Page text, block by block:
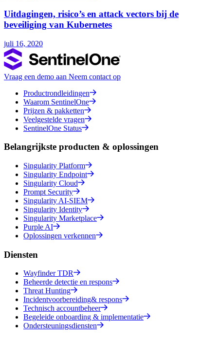
Uitdagingen, risico’s en attack vectors bij de
beveiliging van Kubernetes
juli 16, 2020
Vraag een demo aan Neem contact op
Productrondleidingen
Waarom SentinelOne
Prijzen & pakketten
Veelgestelde vragen
SentinelOne Status
Belangrijkste producten & oplossingen
Singularity Platform
Singularity Endpoint
Singularity Cloud
Prompt Security
Singularity AI-SIEM
Singularity Identity
Singularity Marketplace
Purple AI
Oplossingen verkennen
Diensten
Wayfinder TDR
Beheerde detectie en respons
Threat Hunting
Incidentvoorbereiding& respons
Technisch accountbeheer
Begeleide onboarding & implementatie
Ondersteuningsdiensten